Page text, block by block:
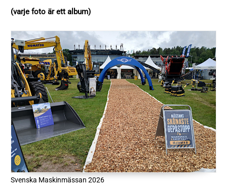
(varje foto är ett album)
Svenska Maskinmässan 2026